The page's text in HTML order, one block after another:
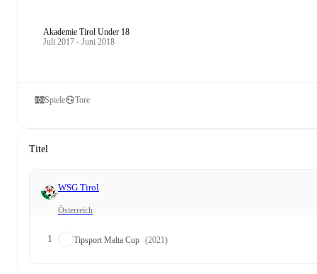
Akademie Tirol Under 18
Juli 2017 - Juni 2018
Spiele Tore
Titel
WSG Tirol
Österreich
1 Tipsport Malta Cup (2021)